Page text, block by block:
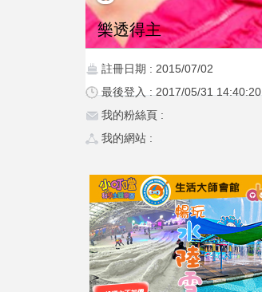
樂透得主
註冊日期 : 2015/07/02
最後登入 : 2017/05/31 14:40:20
我的粉絲頁 :
我的網站 :